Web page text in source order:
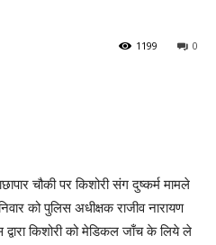
0
1199
चौकी पर किशोरी संग दुष्कर्म मामले
को पुलिस अधीक्षक राजीव नारायण
किशोरी को मेडिकल जाँच के लिये ले